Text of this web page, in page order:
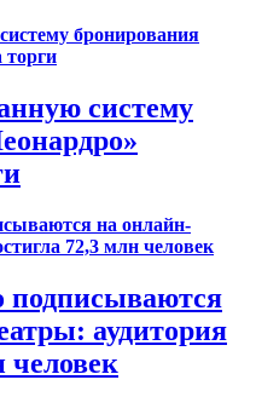
систему
подписываются
аудитория
человек